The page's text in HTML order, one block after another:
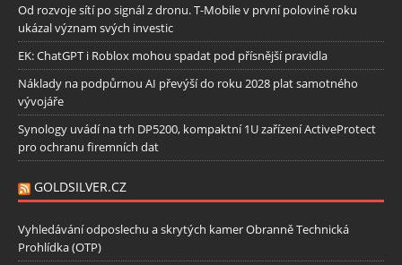
Od rozvoje sítí po signál z dronu. T-Mobile v první polovině roku
ukázal význam svých investic
EK: ChatGPT i Roblox mohou spadat pod přísnější pravidla
Náklady na podpůrnou AI převýší do roku 2028 plat samotného
vývojáře
Synology uvádí na trh DP5200, kompaktní 1U zařízení ActiveProtect
pro ochranu firemních dat
GOLDSILVER.CZ
Vyhledávání odposlechu a skrytých kamer Obranně Technická
Prohlídka (OTP)